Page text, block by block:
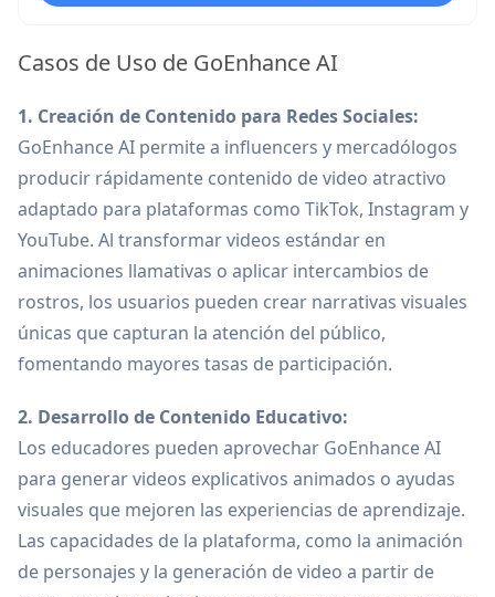
Casos de Uso de GoEnhance AI
1. Creación de Contenido para Redes Sociales:
GoEnhance AI permite a influencers y mercadólogos
producir rápidamente contenido de video atractivo
adaptado para plataformas como TikTok, Instagram y
YouTube. Al transformar videos estándar en
animaciones llamativas o aplicar intercambios de
rostros, los usuarios pueden crear narrativas visuales
únicas que capturan la atención del público,
fomentando mayores tasas de participación.
2. Desarrollo de Contenido Educativo:
Los educadores pueden aprovechar GoEnhance AI
para generar videos explicativos animados o ayudas
visuales que mejoren las experiencias de aprendizaje.
Las capacidades de la plataforma, como la animación
de personajes y la generación de video a partir de